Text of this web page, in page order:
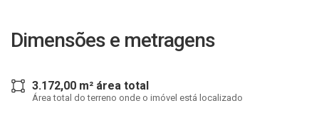
Dimensões e metragens
3.172,00 m² área total
Área total do terreno onde o imóvel está localizado